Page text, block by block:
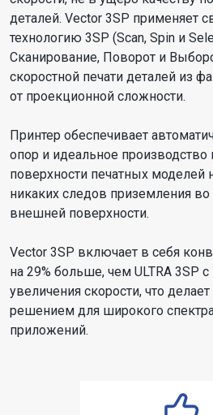
деталей. Vector 3SP применяет
технологию 3SP (Scan, Spin и
Сканирование, Поворот и
скоростной печати деталей из
от проекционной сложности.
Принтер обеспечивает
опор и идеальное производство
поверхности печатных моделей
никаких следов приземления во
внешней поверхности.
Vector 3SP включает в себя
на 29% больше, чем ULTRA 3SP
увеличения скорости, что
решением для широкого
приложений.